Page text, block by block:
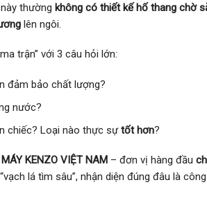
thường không có thiết kế hố thang chờ
lên ngôi.
trận” với 3 câu hỏi lớn:
đảm bảo chất lượng?
nước?
chiếc? Loại nào thực sựtốt hơn?
KENZO VIỆT NAM – đơn vị hàng đầu
lá tìm sâu”, nhận diện đúng đâu là